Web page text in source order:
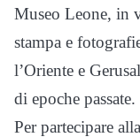
Museo Leone, in
stampa e
l’Oriente e
di epoche passate.
Per partecipare